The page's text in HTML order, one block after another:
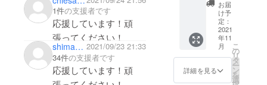
たというのは、既存の
道筋というものが日本
人には存在しない状況
下で素晴らしいと思い
ます。いろいろ経験し
て、大きくなった姿を
がきっかけでシクロク
ロスを知りました。海
外拠点の活動というこ
とでいろいろ大変かと
思いますが、世界的な
選手目指して頑張って
1件の支援者です
応援しています！頑
張ってください！
shimando 2021/09/23 21:33
34件の支援者です
応援しています！頑
です。
お届
け予
定：
2021
年11
月
詳細を見る
こ
の
リ
タ
ー
ン
を
選